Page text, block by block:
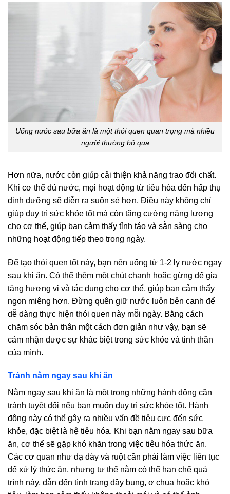
Uống nước sau bữa ăn là một thói quen quan trọng mà nhiều
người thường bỏ qua
Hơn nữa, nước còn giúp cải thiện khả năng trao đổi chất.
Khi cơ thể đủ nước, mọi hoạt động từ tiêu hóa đến hấp thụ
dinh dưỡng sẽ diễn ra suôn sẻ hơn. Điều này không chỉ
giúp duy trì sức khỏe tốt mà còn tăng cường năng lượng
cho cơ thể, giúp bạn cảm thấy tỉnh táo và sẵn sàng cho
những hoạt động tiếp theo trong ngày.
Để tạo thói quen tốt này, bạn nên uống từ 1-2 ly nước ngay
sau khi ăn. Có thể thêm một chút chanh hoặc gừng để gia
tăng hương vị và tác dụng cho cơ thể, giúp bạn cảm thấy
ngon miệng hơn. Đừng quên giữ nước luôn bên cạnh để
dễ dàng thực hiện thói quen này mỗi ngày. Bằng cách
chăm sóc bản thân một cách đơn giản như vậy, bạn sẽ
cảm nhận được sự khác biệt trong sức khỏe và tinh thần
của mình.
Tránh nằm ngay sau khi ăn
Nằm ngay sau khi ăn là một trong những hành động cần
tránh tuyệt đối nếu bạn muốn duy trì sức khỏe tốt. Hành
động này có thể gây ra nhiều vấn đề tiêu cực đến sức
khỏe, đặc biệt là hệ tiêu hóa. Khi bạn nằm ngay sau bữa
ăn, cơ thể sẽ gặp khó khăn trong việc tiêu hóa thức ăn.
Các cơ quan như dạ dày và ruột cần phải làm việc liên tục
để xử lý thức ăn, nhưng tư thế nằm có thể hạn chế quá
trình này, dẫn đến tình trạng đầy bụng, ợ chua hoặc khó